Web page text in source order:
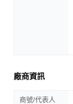
廠商資訊
商號/代表人